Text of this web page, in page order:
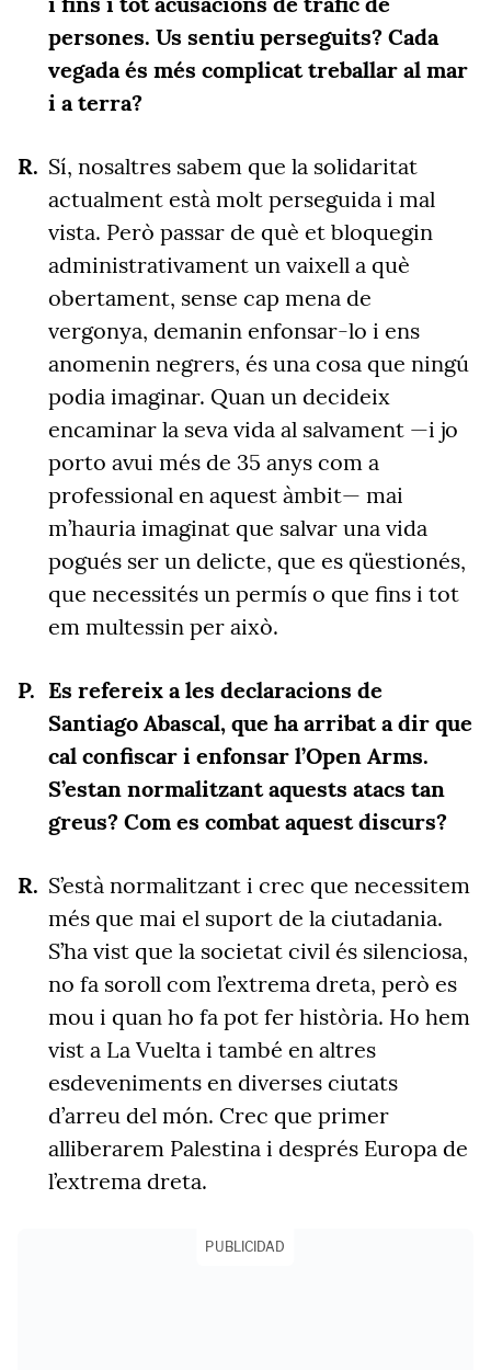
persones. Us sentiu perseguits? Cada
vegada és més complicat treballar al mar
i a terra?
Sí, nosaltres sabem que la solidaritat
actualment està molt perseguida i mal
vista. Però passar de què et bloquegin
administrativament un vaixell a què
obertament, sense cap mena de
vergonya, demanin enfonsar-lo i ens
anomenin negrers, és una cosa que ningú
podia imaginar. Quan un decideix
encaminar la seva vida al salvament —i jo
porto avui més de 35 anys com a
professional en aquest àmbit— mai
m’hauria imaginat que salvar una vida
pogués ser un delicte, que es qüestionés,
que necessités un permís o que fins i tot
em multessin per això.
Es refereix a les declaracions de
Santiago Abascal, que ha arribat a dir que
cal confiscar i enfonsar l’Open Arms.
S’estan normalitzant aquests atacs tan
greus? Com es combat aquest discurs?
S’està normalitzant i crec que necessitem
més que mai el suport de la ciutadania.
S’ha vist que la societat civil és silenciosa,
no fa soroll com l’extrema dreta, però es
mou i quan ho fa pot fer història. Ho hem
vist a La Vuelta i també en altres
esdeveniments en diverses ciutats
d’arreu del món. Crec que primer
alliberarem Palestina i després Europa de
l’extrema dreta.
PUBLICIDAD